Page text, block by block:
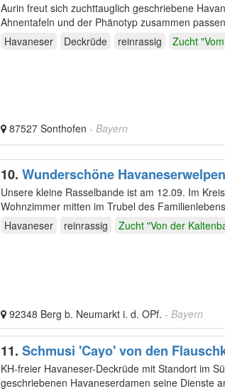
Aurin freut sich zuchttauglich geschriebene
Ahnentafeln und der Phänotyp zusammen
Weitere…
Havaneser Deckrüde reinrassig Zucht
87527 Sonthofen - Bayern
10. Wunderschöne Havaneserwelpen
Unsere kleine Rasselbande ist am 12.09. Im
Wohnzimmer mitten im Trubel des
.Einen…
Havaneser reinrassig Zucht "Von der
92348 Berg b. Neumarkt i. d. OPf. - Bayern
11. Schmusi 'Cayo' von den
KH-freier Havaneser-Deckrüde mit Standort im
geschriebenen Havaneserdamen seine Dienste